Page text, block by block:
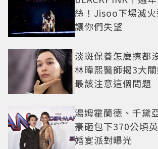
絲！Jisoo下場滅
讓你們失望
淡斑保養怎麼擦都
林暐熙醫師揭3大
最該注意這個問題
湯姆霍蘭德、千黛
豪砸包下370公頃
婚宴派對曝光